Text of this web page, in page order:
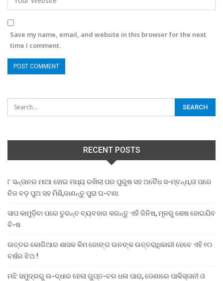
Save my name, email, and website in this browser for the next
time I comment.
RECENT POSTS
୮ ସନ୍ତାନର ମାଆ ହୋଇ ମଧ୍ୟ ରଖିଲା ପର ପୁରୁଷ ସହ ଅବୈଧ ସ-ମ୍ବନ୍ଧ,ତା ପରେ
ନିଜ ବଡ଼ ପୁଅ ସହ ମିଶି,ଜାଣନ୍ତୁ ପୁରା ଘ-ଟଣା
ସାପ କାମୁଡ଼ିବା ପରେ ତୁରନ୍ତ ବ୍ୟବହାର କରନ୍ତୁ ଏହି ଜିନିଷ, ମୂଳରୁ ଶେଷ ହୋଇଯିବ
ବି-ଷ
ଉତ୍ତର କୋରିଆର ଶାସକ କିମ ଜୋଙ୍ଗ ଉନଙ୍କ ଉତ୍ତରାଧିକାରୀ ହେବେ ଏହି ୧୦
ବର୍ଷର ଝିଅ !
ମଝି ସମୁଦ୍ରରୁ ଉ-ଦ୍ଧାର ହେଲା ଗୁପ୍ତ-ଚର ଧଳା ପାରା, ଡେଣାରେ ପାକିସ୍ତାନୀ ଓ